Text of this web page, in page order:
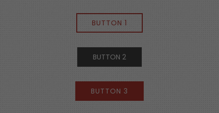
BUTTON 1
BUTTON 2
BUTTON 3